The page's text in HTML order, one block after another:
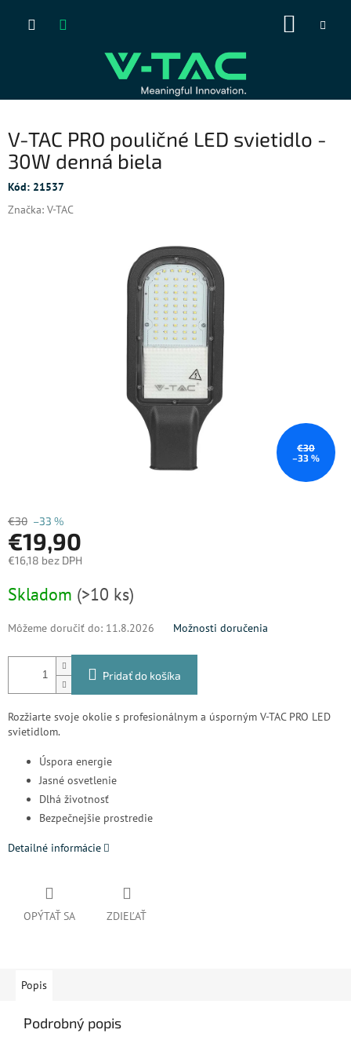
V-TAC PRO pouličné LED svietidlo -
30W denná biela
Kód: 21537
Značka: V-TAC
€30
–33 %
€30 –33 %
€19,90
€16,18 bez DPH
cena:
Skladom (>10 ks)
Môžeme doručiť do: 11.8.2026 Možnosti doručenia
Pridať do košíka
Rozžiarte svoje okolie s profesionálnym a úsporným V-TAC PRO LED
svietidlom.
Úspora energie
Jasné osvetlenie
Dlhá životnosť
Bezpečnejšie prostredie
Detailné informácie
OPÝTAŤ SA ZDIEĽAŤ
Popis
Podrobný popis